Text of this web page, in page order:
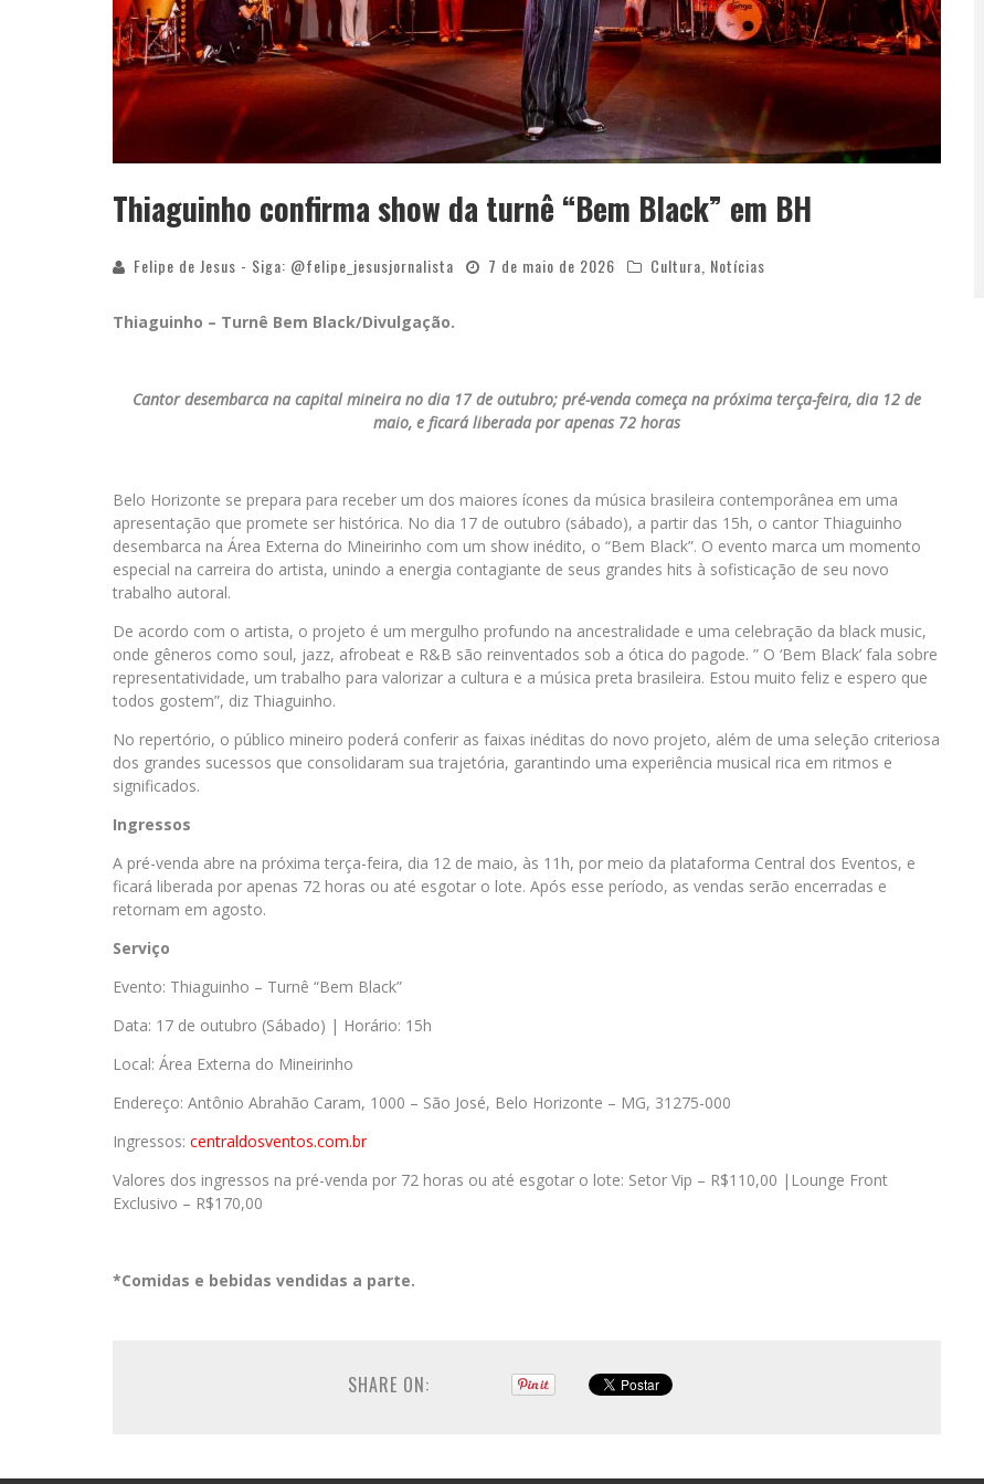
Thiaguinho confirma show da turnê “Bem Black” em BH
Felipe de Jesus - Siga: @felipe_jesusjornalista 7 de maio de 2026 Cultura Notícias
Thiaguinho – Turnê Bem Black/Divulgação.
Cantor desembarca na capital mineira no dia 17 de outubro; pré-venda começa na próxima terça-feira, dia 12 de
maio, e ficará liberada por apenas 72 horas
Belo Horizonte se prepara para receber um dos maiores ícones da música brasileira contemporânea em uma
apresentação que promete ser histórica. No dia 17 de outubro (sábado), a partir das 15h, o cantor Thiaguinho
desembarca na Área Externa do Mineirinho com um show inédito, o “Bem Black”. O evento marca um momento
especial na carreira do artista, unindo a energia contagiante de seus grandes hits à sofisticação de seu novo
trabalho autoral.
De acordo com o artista, o projeto é um mergulho profundo na ancestralidade e uma celebração da black music,
onde gêneros como soul, jazz, afrobeat e R&B são reinventados sob a ótica do pagode. ” O ‘Bem Black’ fala sobre
representatividade, um trabalho para valorizar a cultura e a música preta brasileira. Estou muito feliz e espero que
todos gostem”, diz Thiaguinho.
No repertório, o público mineiro poderá conferir as faixas inéditas do novo projeto, além de uma seleção criteriosa
dos grandes sucessos que consolidaram sua trajetória, garantindo uma experiência musical rica em ritmos e
significados.
Ingressos
A pré-venda abre na próxima terça-feira, dia 12 de maio, às 11h, por meio da plataforma Central dos Eventos, e
ficará liberada por apenas 72 horas ou até esgotar o lote. Após esse período, as vendas serão encerradas e
retornam em agosto.
Serviço
Evento: Thiaguinho – Turnê “Bem Black”
Data: 17 de outubro (Sábado) | Horário: 15h
Local: Área Externa do Mineirinho
Endereço: Antônio Abrahão Caram, 1000 – São José, Belo Horizonte – MG, 31275-000
Ingressos: centraldosventos.com.br
Valores dos ingressos na pré-venda por 72 horas ou até esgotar o lote: Setor Vip – R$110,00 |Lounge Front
Exclusivo – R$170,00
*Comidas e bebidas vendidas a parte.
SHARE ON: